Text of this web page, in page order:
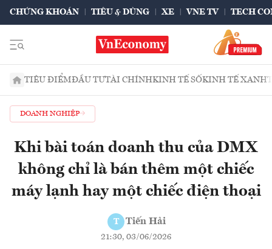
CHỨNG KHOÁN TIÊU & DÙNG XE VNE TV TECH
TIÊU ĐIỂMĐẦU TƯTÀI CHÍNHKINH TẾ SỐKINH TẾ XANH
DOANH NGHIỆP
Khi bài toán doanh thu của DMX
không chỉ là bán thêm một chiếc
máy lạnh hay một chiếc điện thoại
T Tiến Hải
21:30, 03/06/2026